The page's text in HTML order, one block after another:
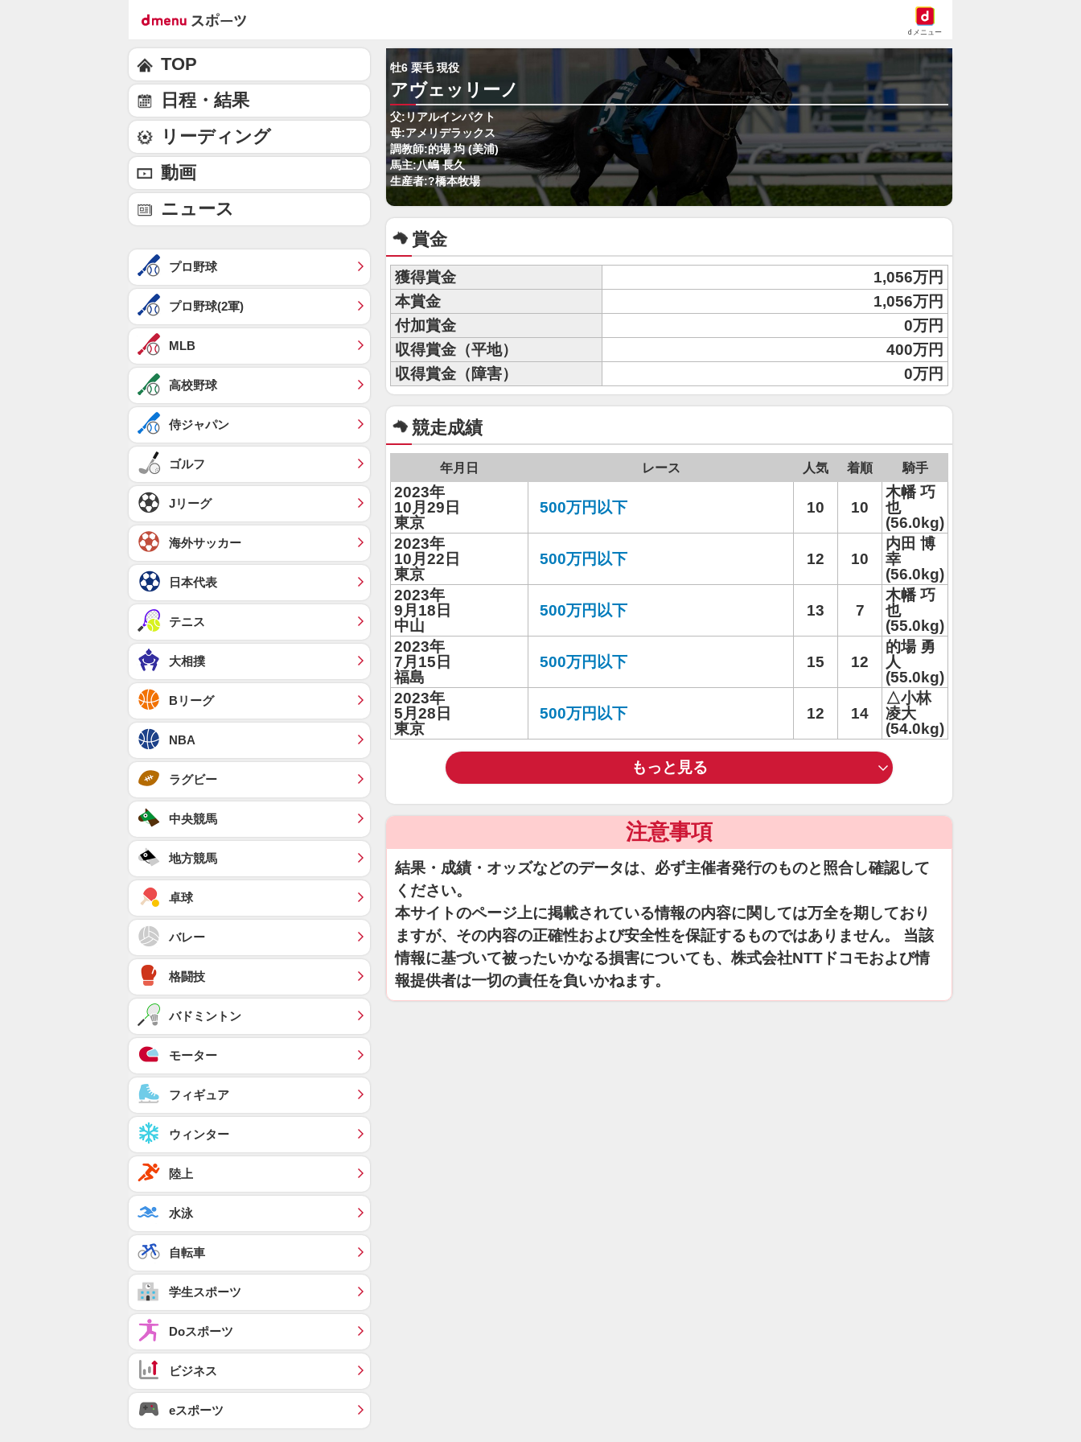
dメニュー
牡6 栗毛 現役
アヴェッリーノ
父:リアルインパクト
母:アメリデラックス
調教師:的場 均 (美浦)
馬主:八嶋 長久
生産者:?橋本牧場
賞金
獲得賞金
1,056万円
本賞金
1,056万円
付加賞金
0万円
収得賞金（平地）
400万円
収得賞金（障害）
0万円
競走成績
年月日 レース 人気 着順 騎手
2023年
10月29日
東京
500万円以下 10 10
木幡 巧
也
(56.0kg)
2023年
10月22日
東京
500万円以下 12 10
内田 博
幸
(56.0kg)
2023年
9月18日
中山
500万円以下 13 7
木幡 巧
也
(55.0kg)
2023年
7月15日
福島
500万円以下 15 12
的場 勇
人
(55.0kg)
2023年
5月28日
東京
500万円以下 12 14
△小林
凌大
(54.0kg)
もっと見る
注意事項
結果・成績・オッズなどのデータは、必ず主催者発行のものと照合し確認して
ください。
本サイトのページ上に掲載されている情報の内容に関しては万全を期しており
ますが、その内容の正確性および安全性を保証するものではありません。 当該
情報に基づいて被ったいかなる損害についても、株式会社NTTドコモおよび情
報提供者は一切の責任を負いかねます。
TOP
日程・結果
リーディング
動画
ニュース
プロ野球
プロ野球(2軍)
MLB
高校野球
侍ジャパン
ゴルフ
Jリーグ
海外サッカー
日本代表
テニス
大相撲
Bリーグ
NBA
ラグビー
中央競馬
地方競馬
卓球
バレー
格闘技
バドミントン
モーター
フィギュア
ウィンター
陸上
水泳
自転車
学生スポーツ
Doスポーツ
ビジネス
eスポーツ